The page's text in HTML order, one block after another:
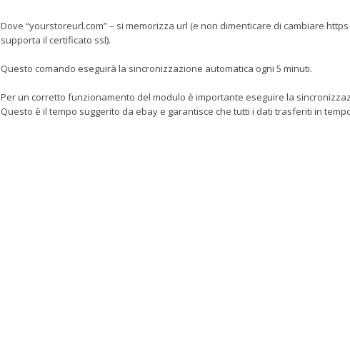
Dove “yourstoreurl.com” – si memorizza url (e non dimenticare di cambiare
supporta il certificato ssl).
Questo comando eseguirà la sincronizzazione automatica ogni 5 minuti.
Per un corretto funzionamento del modulo è importante eseguire la
Questo è il tempo suggerito da ebay e garantisce che tutti i dati trasferiti in